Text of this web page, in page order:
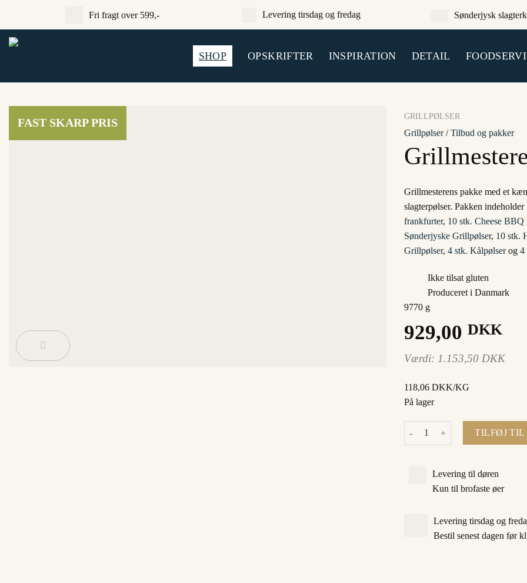
indhold
Fri fragt over 599,- Levering tirsdag og fredag Sønderjysk
SHOP OPSKRIFTER INSPIRATION DETAIL
FAST SKARP PRIS GRILLPØLSER
Grillpølser/Tilbud og pakker
Grillmesterens pakke med et
slagterpølser. Pakken indeholder
frankfurter, 10 stk. Cheese BBQ
Sønderjyske Grillpølser, 10 stk.
Grillpølser, 4 stk. Kålpølserog 4
Ikke tilsat gluten
Produceret i Danmark
9770 g
929,00 DKK
Værdi: 1.153,50 DKK
118,06 DKK/KG
På lager
Grillmesterens guldpakke antal
TILFØJ TIL
Levering til døren
Kun til brofaste øer
Levering tirsdag og
Bestil senest dagen før